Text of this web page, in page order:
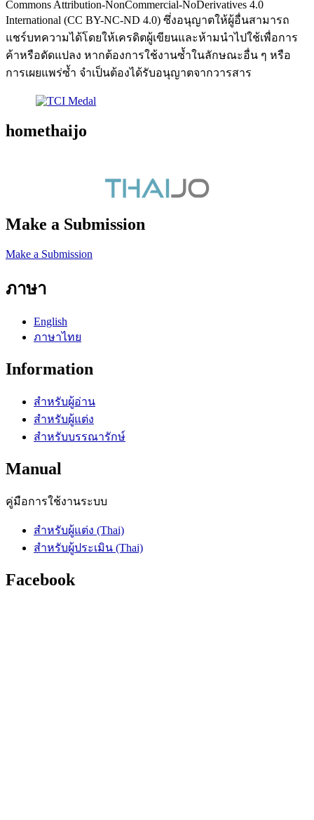
Commons Attribution-NonCommercial-NoDerivatives 4.0
International (CC BY-NC-ND 4.0) ซึ่งอนุญาตให้ผู้อื่นสามารถ
แชร์บทความได้โดยให้เครดิตผู้เขียนและห้ามนำไปใช้เพื่อการ
ค้าหรือดัดแปลง หากต้องการใช้งานซ้ำในลักษณะอื่น ๆ หรือ
การเผยแพร่ซ้ำ จำเป็นต้องได้รับอนุญาตจากวารสาร
homethaijo
Make a Submission
Make a Submission
ภาษา
English
ภาษาไทย
Information
สำหรับผู้อ่าน
สำหรับผู้แต่ง
สำหรับบรรณารักษ์
Manual
คู่มือการใช้งานระบบ
สำหรับผู้แต่ง (Thai)
สำหรับผู้ประเมิน (Thai)
Facebook